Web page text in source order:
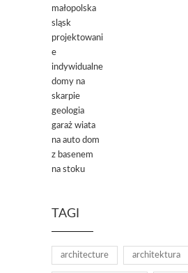
TAGI
architecture architektura